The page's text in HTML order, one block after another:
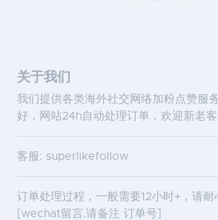
关于我们
我们提供各类海外社交网络加粉点赞服
好，网站24h自动处理订单，欢迎新老客
客服: superlikefollow
订单处理过程，一般需要12小时+，请耐
[wechat留言,请备注 订单号]